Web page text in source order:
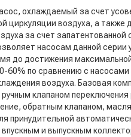
охлаждаемый за счет
циркуляции воздуха, а также
за счет
насосам данной серии
до достижения
60% по сравнению с насосами
воздуха. Базовая
клапаном
обратным клапаном,
принудительной
и выпускным